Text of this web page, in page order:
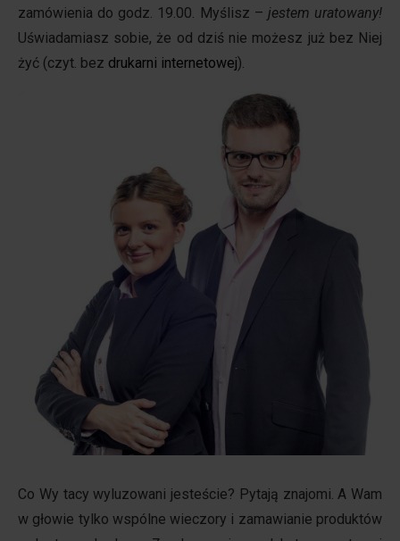
zamówienia do godz. 19.00. Myślisz – jestem uratowany!
Uświadamiasz sobie, że od dziś nie możesz już bez Niej
żyć (czyt. bez drukarni internetowej).
Co Wy tacy wyluzowani jesteście? Pytają znajomi. A Wam
w głowie tylko wspólne wieczory i zamawianie produktów